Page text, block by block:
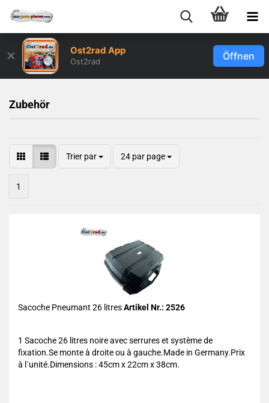
✕ Ost2rad App
Ost2rad Öffnen
Zubehör
Trier par 24 par page
1
Sacoche Pneumant 26 litresArtikel Nr.: 2526
1 Sacoche 26 litres noire avec serrures et système de
fixation.Se monte à droite ou à gauche.Made in Germany.Prix
à l´unité.Dimensions : 45cm x 22cm x 38cm.